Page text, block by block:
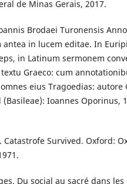
de Minas Gerais, 2017.
Brodaei Turonensis
in lucem editae. In
in Latinum sermonem
Graeco: cum
eius Tragoedias: autore
Ioannes Oporinus,
Catastrofe Survived. Oxford:
Du social au sacré dans